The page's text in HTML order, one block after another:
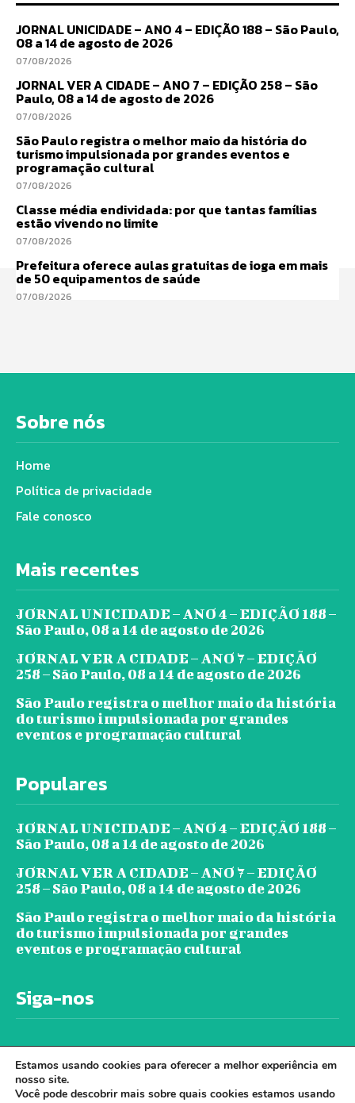
JORNAL UNICIDADE – ANO 4 – EDIÇÃO 188 – São Paulo,
08 a 14 de agosto de 2026
07/08/2026
JORNAL VER A CIDADE – ANO 7 – EDIÇÃO 258 – São
Paulo, 08 a 14 de agosto de 2026
07/08/2026
São Paulo registra o melhor maio da história do
turismo impulsionada por grandes eventos e
programação cultural
07/08/2026
Classe média endividada: por que tantas famílias
estão vivendo no limite
07/08/2026
Prefeitura oferece aulas gratuitas de ioga em mais
de 50 equipamentos de saúde
07/08/2026
Sobre nós
Home
Política de privacidade
Fale conosco
Mais recentes
JORNAL UNICIDADE – ANO 4 – EDIÇÃO 188 –
São Paulo, 08 a 14 de agosto de 2026
JORNAL VER A CIDADE – ANO 7 – EDIÇÃO
258 – São Paulo, 08 a 14 de agosto de 2026
São Paulo registra o melhor maio da história
do turismo impulsionada por grandes
eventos e programação cultural
Populares
JORNAL UNICIDADE – ANO 4 – EDIÇÃO 188 –
São Paulo, 08 a 14 de agosto de 2026
JORNAL VER A CIDADE – ANO 7 – EDIÇÃO
258 – São Paulo, 08 a 14 de agosto de 2026
São Paulo registra o melhor maio da história
do turismo impulsionada por grandes
eventos e programação cultural
Siga-nos
Estamos usando cookies para oferecer a melhor experiência em
nosso site.
Você pode descobrir mais sobre quais cookies estamos usando